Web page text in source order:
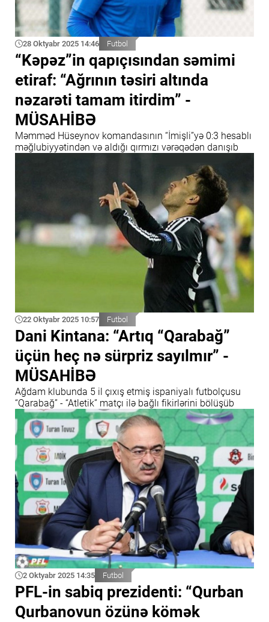
28 Oktyabr 2025 14:46 Futbol
“Kəpəz”in qapıçısından səmimi
etiraf: “Ağrının təsiri altında
nəzarəti tamam itirdim” -
MÜSAHİBƏ
Məmməd Hüseynov komandasının “İmişli”yə 0:3 hesablı
məğlubiyyətindən və aldığı qırmızı vərəqədən danışıb
22 Oktyabr 2025 10:57 Futbol
Dani Kintana: “Artıq “Qarabağ”
üçün heç nə sürpriz sayılmır” -
MÜSAHİBƏ
Ağdam klubunda 5 il çıxış etmiş ispaniyalı futbolçusu
“Qarabağ” - “Atletik” matçı ilə bağlı fikirlərini bölüşüb
2 Oktyabr 2025 14:35 Futbol
PFL-in sabiq prezidenti: “Qurban
Qurbanovun özünə kömək